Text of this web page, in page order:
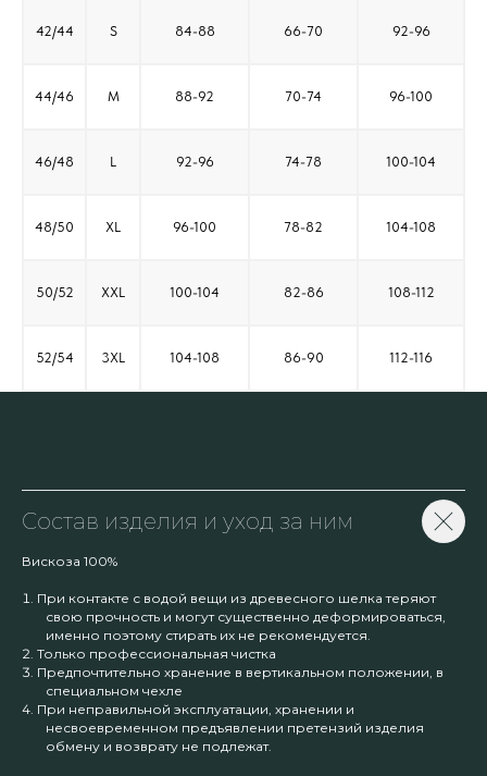
42/44 S 84-88 66-70 92-96
44/46 M 88-92 70-74 96-100
46/48 L 92-96 74-78 100-104
48/50 XL 96-100 78-82 104-108
50/52 XXL 100-104 82-86 108-112
52/54 3XL 104-108 86-90 112-116
Состав изделия и уход за ним
Вискоза 100%
При контакте с водой вещи из древесного шелка теряют
свою прочность и могут существенно деформироваться,
именно поэтому стирать их не рекомендуется.
Только профессиональная чистка
Предпочтительно хранение в вертикальном положении, в
специальном чехле
При неправильной эксплуатации, хранении и
несвоевременном предъявлении претензий изделия
обмену и возврату не подлежат.